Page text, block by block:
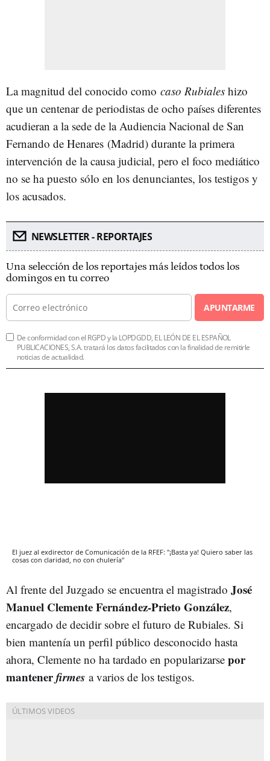
La magnitud del conocido como caso Rubiales hizo
que un centenar de periodistas de ocho países diferentes
acudieran a la sede de la Audiencia Nacional de San
Fernando de Henares (Madrid) durante la primera
intervención de la causa judicial, pero el foco mediático
no se ha puesto sólo en los denunciantes, los testigos y
los acusados.
NEWSLETTER - REPORTAJES
Una selección de los reportajes más leídos todos los
domingos en tu correo
APUNTARME
De conformidad con el RGPD y la LOPDGDD, EL LEÓN DE EL ESPAÑOL
PUBLICACIONES, S.A. tratará los datos facilitados con la finalidad de remitirle
noticias de actualidad.
El juez al exdirector de Comunicación de la RFEF: "¡Basta ya! Quiero saber las
cosas con claridad, no con chulería"
Al frente del Juzgado se encuentra el magistrado José
Manuel Clemente Fernández-Prieto González,
encargado de decidir sobre el futuro de Rubiales. Si
bien mantenía un perfil público desconocido hasta
ahora, Clemente no ha tardado en popularizarse por
mantenerfirmes a varios de los testigos.